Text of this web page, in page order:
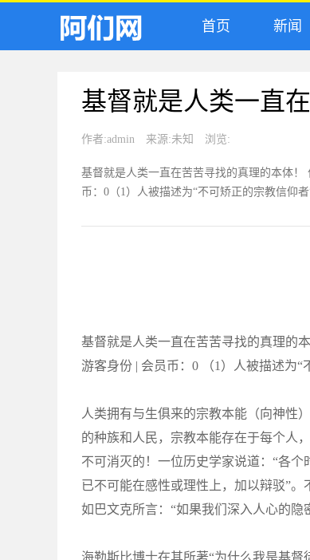
首页 新闻
基督就是人类一直
作者:admin 来源:未知 浏览:
基督就是人类一直在苦苦寻找的真理的本体！
币：0（1）人被描述为“不可矫正的宗教信仰
基督就是人类一直在苦苦寻找的真理的
游客身份 | 会员币：0 （1）人被描述为“
人类拥有与生俱来的宗教本能（向神性
的种族和人民，宗教本能存在于每个人
不可消灭的！一位历史学家说道：“各
已不可能在感性或理性上，加以辩驳”
如巴文克所言：“如果我们深入人心的
海勒斯比博士在其所著“为什么我是基